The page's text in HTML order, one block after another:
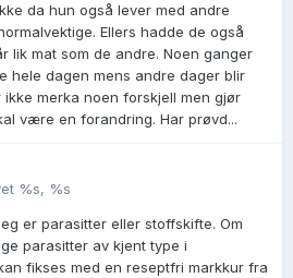
da hun også lever med andre
Ellers hadde de også
lik mat som de andre. Noen ganger
hele dagen mens andre dager blir
ikke merka noen forskjell men gjør
være en forandring. Har prøvd...
%s, %s
er parasitter eller stoffskifte. Om
parasitter av kjent type i
fikses med en reseptfri markkur fra